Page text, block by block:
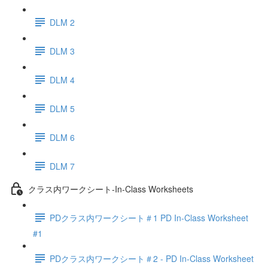
DLM 2
DLM 3
DLM 4
DLM 5
DLM 6
DLM 7
クラス内ワークシート-In-Class Worksheets
PDクラス内ワークシート＃1 PD In-Class Worksheet
#1
PDクラス内ワークシート＃2 - PD In-Class Worksheet